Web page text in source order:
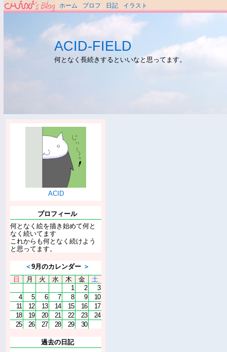
ホーム プロフ 日記 イラスト
ACID-FIELD
何となく長続きするといいなと思ってます。
ACID
プロフィール
何となく絵を描き始めて何と
なく続いてます
これからも何となく続けよう
と思ってます。
＜9月のカレンダー ＞
日
月 火 水 木 金
土
1
2
3
4
5 6 7 8 9
10
11
12 13 14 15 16
17
18
19 20 21 22 23
24
25
26 27 28 29 30
過去の日記